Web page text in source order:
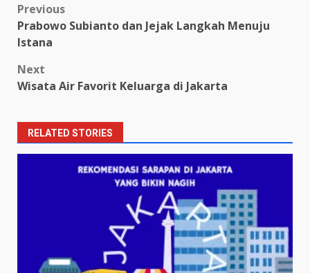
Post
navigation
Previous
Prabowo Subianto dan Jejak Langkah Menuju
Istana
Next
Wisata Air Favorit Keluarga di Jakarta
RELATED STORIES